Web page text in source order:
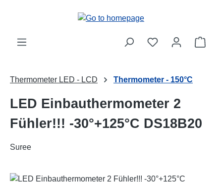
Thermometer LED - LCD Thermometer - 150°C
LED Einbauthermometer 2
Fühler!!! -30°+125°C DS18B20
Suree
Skip image gallery